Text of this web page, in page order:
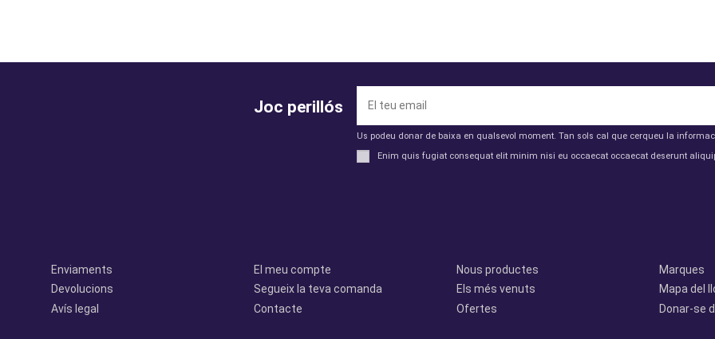
Joc perillós
Us podeu donar de baixa en qualsevol moment. Tan sols cal que cerqueu la
Enim quis fugiat consequat elit minim nisi eu occaecat occaecat deserunt
Enviaments
Devolucions
Avís legal
El meu compte
Segueix la teva comanda
Contacte
Nous productes
Els més venuts
Ofertes
Marques
Mapa del
Donar-se